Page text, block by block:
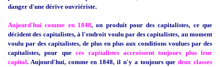
danger d'une dérive ouvriériste.
Aujourd'hui comme en 1848, on produit pour des capitalistes, ce que
décident des capitalistes, à l'endroit voulu par des capitalistes, au moment
voulu par des capitalistes, de plus en plus aux conditions voulues par des
capitalistes, pour queces capitalistes accroissent toujours plus leur
capital. Aujourd'hui, comme en 1848, il n'y a toujours quedeux classes